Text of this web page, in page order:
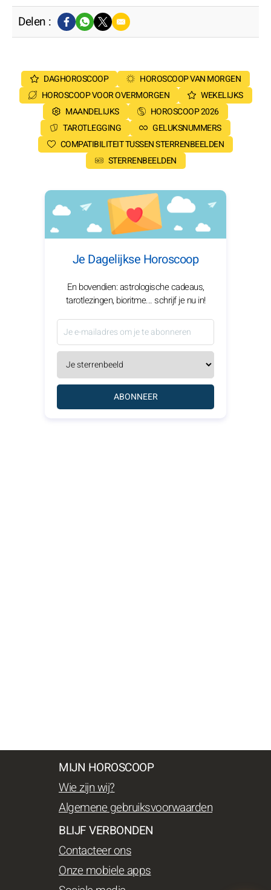
Delen :
DAGHOROSCOOP
HOROSCOOP VAN MORGEN
HOROSCOOP VOOR OVERMORGEN
WEKELIJKS
MAANDELIJKS
HOROSCOOP 2026
TAROTLEGGING
GELUKSNUMMERS
COMPATIBILITEIT TUSSEN STERRENBEELDEN
STERRENBEELDEN
Je Dagelijkse Horoscoop
En bovendien: astrologische cadeaus,
tarotlezingen, bioritme... schrijf je nu in!
ABONNEER
MIJN HOROSCOOP
Wie zijn wij?
Algemene gebruiksvoorwaarden
BLIJF VERBONDEN
Contacteer ons
Onze mobiele apps